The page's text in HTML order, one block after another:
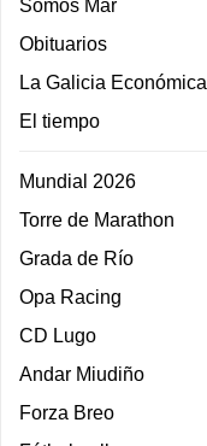
Somos Mar
Obituarios
La Galicia Económica
El tiempo
Mundial 2026
Torre de Marathon
Grada de Río
Opa Racing
CD Lugo
Andar Miudiño
Forza Breo